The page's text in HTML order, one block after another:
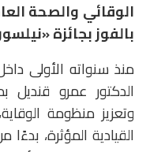
الوقائي والصحة
بالفوز بجائزة
منذ سنواته الأولى
الدكتور عمرو قنديل
وتعزيز منظومة
القيادية المؤثرة،